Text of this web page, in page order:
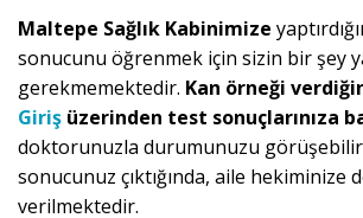
Maltepe Sağlık Kabinimize
sonucunu öğrenmek için sizin bir şey
gerekmemektedir. Kan örneği
Giriş üzerinden test sonuçlarınıza
doktorunuzla durumunuzu
sonucunuz çıktığında, aile hekiminize
verilmektedir.